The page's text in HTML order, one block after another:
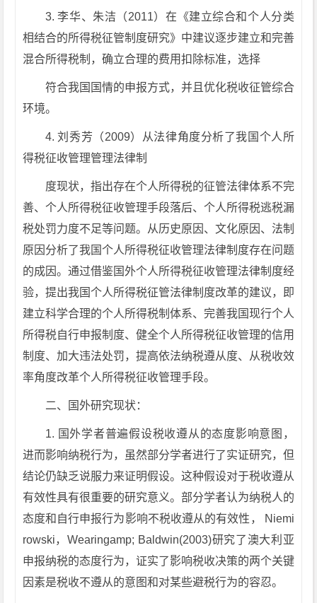
3. 李华、朱洁（2011）在《建立综合和个人分类
相结合的所得税征管制度研究》中建议逐步建立和完善
混合所得税制，确立合理的费用扣除标准，选择
符合我国国情的申报方式，并且优化税收征管综合
环境。
4. 刘秀芳（2009）从法律角度分析了我国个人所
得税征收管理管理法律制
度现状，指出存在个人所得税的征管法律体系不完
善、个人所得税征收管理手段落后、个人所得税逃税漏
税处罚力度不足等问题。从历史原因、文化原因、法制
原因分析了我国个人所得税征收管理法律制度存在问题
的成因。通过借鉴国外个人所得税征收管理法律制度经
验，提出我国个人所得税征管法律制度改革的建议，即
建立科学合理的个人所得税制体系、完善我国现行个人
所得税自行申报制度、健全个人所得税征收管理的信用
制度、加大违法处罚，提高依法纳税遵从度、从税收效
率角度改革个人所得税征收管理手段。
二、国外研究现状：
1. 国外学者普遍假设税收遵从的态度影响意图，
进而影响纳税行为，虽然部分学者进行了实证研究，但
结论仍缺乏说服力来证明假设。这种假设对于税收遵从
有效性具有很重要的研究意义。部分学者认为纳税人的
态度和自行申报行为影响不税收遵从的有效性， Niemi
rowski，Wearingamp; Baldwin(2003)研究了澳大利亚
申报纳税的态度行为，证实了影响税收决策的两个关键
因素是税收不遵从的意图和对某些避税行为的容忍。